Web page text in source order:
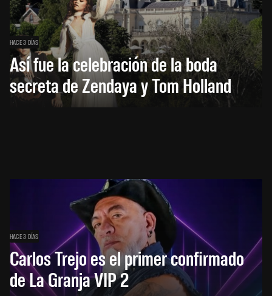
HACE 3 DÍAS
Así fue la celebración de la boda
secreta de Zendaya y Tom Holland
HACE 3 DÍAS
Carlos Trejo es el primer confirmado
de La Granja VIP 2